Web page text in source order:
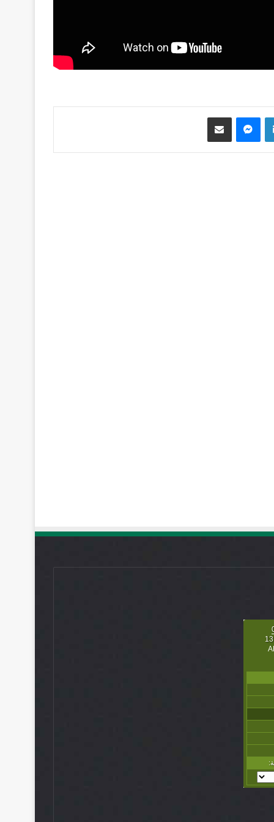
لينكدإن ماسنجر مشاركة عبر البريد